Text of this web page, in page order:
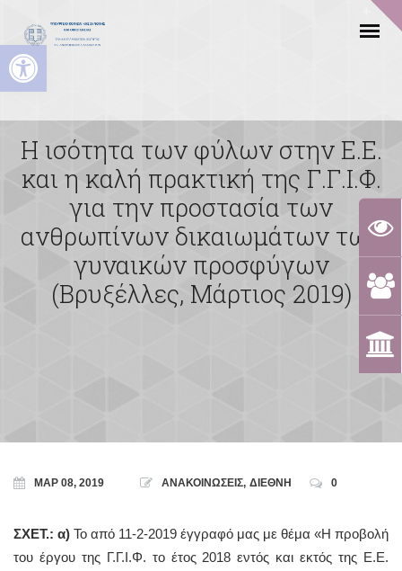
Ανοίξτε τη γραμμή εργαλείων
Η ισότητα των φύλων στην Ε.Ε.
και η καλή πρακτική της Γ.Γ.Ι.Φ.
για την προστασία των
ανθρωπίνων δικαιωμάτων των
γυναικών προσφύγων
(Βρυξέλλες, Μάρτιος 2019)
ΜΑΡ 08, 2019 ΑΝΑΚΟΙΝΩΣΕΙΣ, ΔΙΕΘΝΗ 0
ΣΧΕΤ.: α) Το από 11-2-2019 έγγραφό μας με θέμα «Η προβολή
του έργου της Γ.Γ.Ι.Φ. το έτος 2018 εντός και εκτός της Ε.Ε.